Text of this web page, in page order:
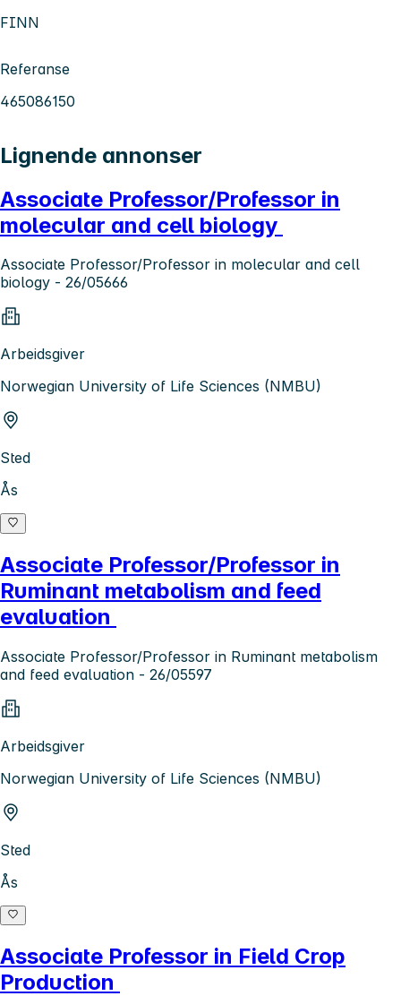
FINN
Referanse
465086150
Lignende annonser
Associate Professor/Professor in
molecular and cell biology
Associate Professor/Professor in molecular and cell
biology - 26/05666
Arbeidsgiver
Norwegian University of Life Sciences (NMBU)
Sted
Ås
Associate Professor/Professor in
Ruminant metabolism and feed
evaluation
Associate Professor/Professor in Ruminant metabolism
and feed evaluation - 26/05597
Arbeidsgiver
Norwegian University of Life Sciences (NMBU)
Sted
Ås
Associate Professor in Field Crop
Production